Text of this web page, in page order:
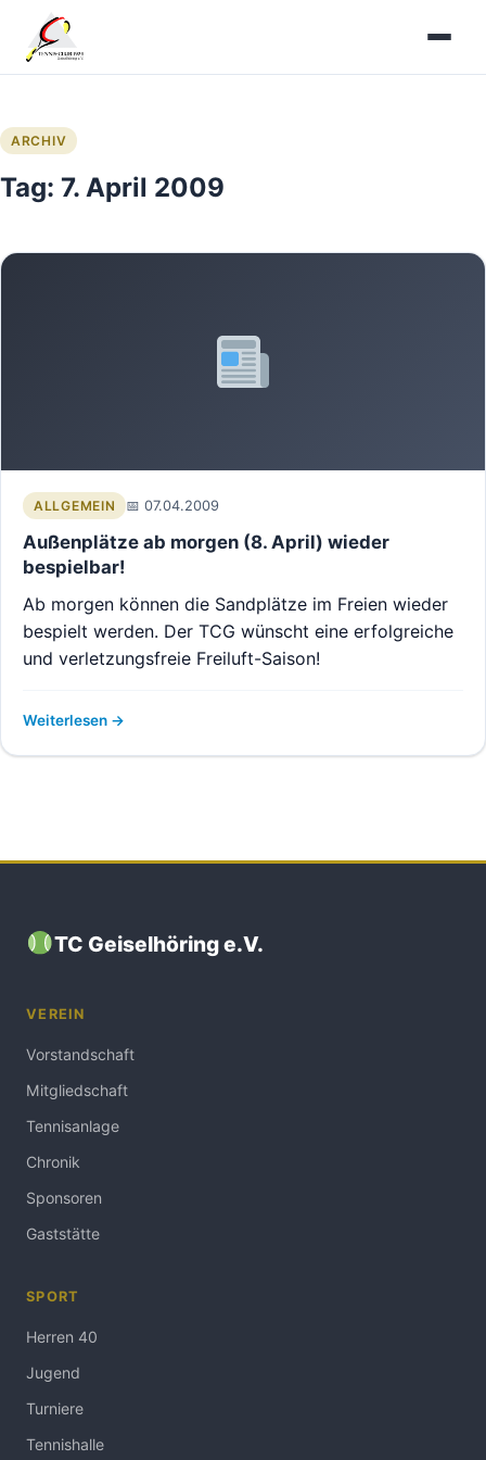
Inhalt
springen
ARCHIV
Tag: 7. April 2009
ALLGEMEIN 07.04.2009
Außenplätze ab morgen (8. April) wieder
bespielbar!
Ab morgen können die Sandplätze im Freien wieder
bespielt werden. Der TCG wünscht eine erfolgreiche
und verletzungsfreie Freiluft-Saison!
Weiterlesen
TC Geiselhöring e.V.
VEREIN
Vorstandschaft
Mitgliedschaft
Tennisanlage
Chronik
Sponsoren
Gaststätte
SPORT
Herren 40
Jugend
Turniere
Tennishalle